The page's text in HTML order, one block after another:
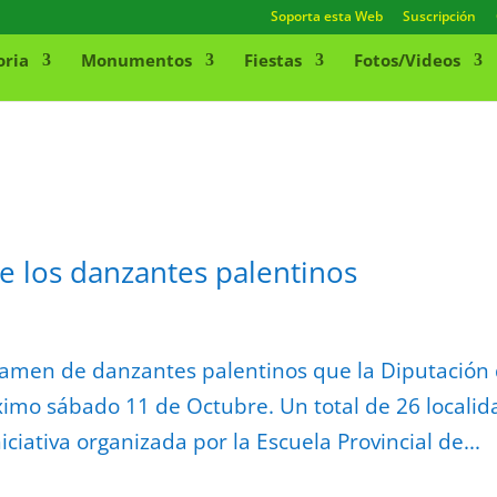
Soporta esta Web Suscripción
Monumentos Fiestas Fotos/Videos
los danzantes palentinos
de danzantes palentinos que la Diputación
sábado 11 de Octubre. Un total de 26
organizada por la Escuela Provincial de...